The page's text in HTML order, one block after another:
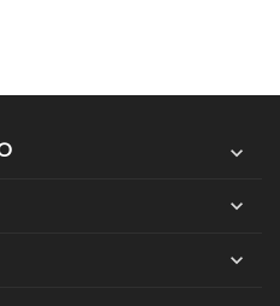
expand_more
expand_more
expand_more